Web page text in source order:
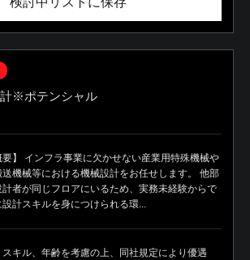
計※ポテンシャル
要】 インフラ事業に欠かせない産業用特殊機械や
機械等における機械設計をお任せします。 他部
計者が同じフロアにいるため、実務未経験からで
設計スキルを身につけられる環...
スキル、年齢を考慮の上、同社規定により優遇